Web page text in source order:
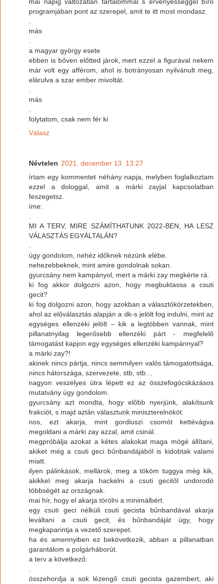
programjában pont az szerepel, amit te itt most mondasz.
más
a magyar györgy esete
ebben is bőven előtted járok, mert ezzel a figurával nekem
már volt egy afférom, ahol is botrányosan nyilvánult meg,
elárulva a szar ember mivoltát.
más
folytatom, csak nem fér ki
Válasz
Névtelen 2021. december 13. 13:27
írtam egy kommentet néhány napja, melyben foglalkoztam
ezzel a dologgal, amit a márki zayjal kapcsolatban
feszegetsz.
íme:
MI A TERV, MIRE SZÁMÍTHATUNK 2022-BEN, HA LESZ
VÁLASZTÁS EGYÁLTALÁN?
úgy gondolom, nehéz időknek nézünk elébe.
nehezebbeknek, mint amire gondolnak sokan.
gyurcsány nem kampányol, mert a márki zay megkérte rá.
ki fog akkor dolgozni azon, hogy megbuktassa a csuti
gecit?
ki fog dolgozni azon, hogy azokban a választókörzetekben,
ahol az előválasztás alapján a dk-s jelölt fog indulni, mint az
egységes ellenzéki jelölt – kik a legtöbben vannak, mint
pillanatnyilag legerősebb ellenzéki párt - megfelelő
támogatást kapjon egy egységes ellenzéki kampánnyal?
a márki zay?!
akinek nincs pártja, nincs semmilyen valós támogatottsága,
nincs hátországa, szervezete, stb, stb…
nagyon veszélyes útra lépett ez az összefogócskázásos
mutatvány úgy gondolom.
gyurcsány azt mondta, hogy előbb nyerjünk, alakítsunk
frakciót, s majd aztán választunk miniszterelnököt.
nos, ezt akarja, mint gordiuszi csomót kettévágva
megoldani a márki zay azzal, amit csinál.
megpróbálja azokat a kétes alakokat maga mögé állítani,
akiket még a csuti geci bűnbandájából is kidobtak valami
miatt.
ilyen pálinkások, mellárok, meg a tököm tuggya még kik,
akikkel meg akarja hackelni a csuti gecitől undorodó
többségét az országnak.
mai hír, hogy el akarja törölni a minimálbért.
egy csuti geci nélküli csuti gecista bűnbandával akarja
leváltani a csuti gecit, és bűnbandáját úgy, hogy
megkaparintja a vezető szerepet.
ha és amennyiben ez bekövetkezik, abban a pillanatban
garantálom a polgárháborút.
a terv a következő:
összehordja a sok lézengő csuti gecista gazembert, aki